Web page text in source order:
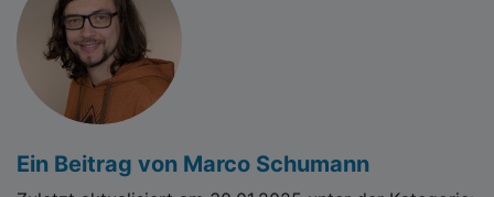
Ein Beitrag von Marco Schumann